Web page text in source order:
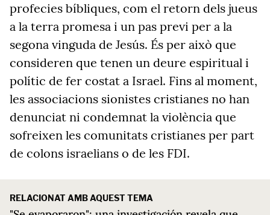
profecies bíbliques, com el retorn dels jueus
a la terra promesa i un pas previ per a la
segona vinguda de Jesús. És per això que
consideren que tenen un deure espiritual i
polític de fer costat a Israel. Fins al moment,
les associacions sionistes cristianes no han
denunciat ni condemnat la violència que
sofreixen les comunitats cristianes per part
de colons israelians o de les FDI.
RELACIONAT AMB AQUEST TEMA